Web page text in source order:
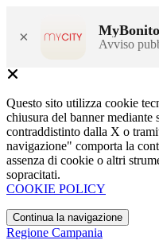
× MyBonito
Avviso
Questo sito utilizza cookie
chiusura del banner mediante
contraddistinto dalla X o
navigazione" comporta la
assenza di cookie o altri
sopracitati.
COOKIE POLICY
Continua la navigazione
Regione Campania